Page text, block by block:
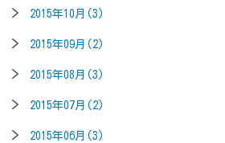
2015年10月(3)
2015年09月(2)
2015年08月(3)
2015年07月(2)
2015年06月(3)